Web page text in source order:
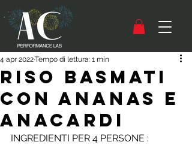
RISO BASMATI
CON ANANAS E
ANACARDI
4 apr 2022Tempo di lettura: 1 min
INGREDIENTI PER 4 PERSONE :